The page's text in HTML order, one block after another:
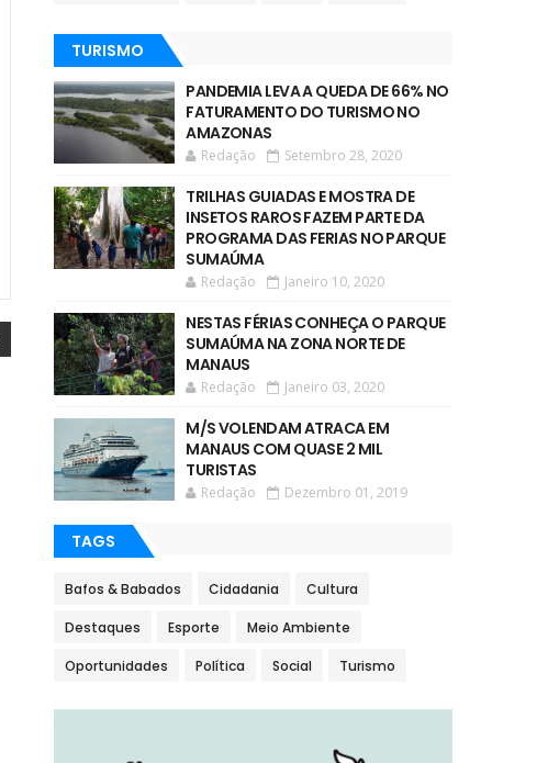
TURISMO
PANDEMIA LEVA A QUEDA DE 66% NO
FATURAMENTO DO TURISMO NO
AMAZONAS
Redação Setembro 28, 2020
TRILHAS GUIADAS E MOSTRA DE
INSETOS RAROS FAZEM PARTE DA
PROGRAMA DAS FERIAS NO PARQUE
SUMAÚMA
Redação Janeiro 10, 2020
NESTAS FÉRIAS CONHEÇA O PARQUE
SUMAÚMA NA ZONA NORTE DE
MANAUS
Redação Janeiro 03, 2020
M/S VOLENDAM ATRACA EM
MANAUS COM QUASE 2 MIL
TURISTAS
Redação Dezembro 01, 2019
TAGS
Bafos & Babados Cidadania Cultura
Destaques Esporte Meio Ambiente
Oportunidades Política Social Turismo